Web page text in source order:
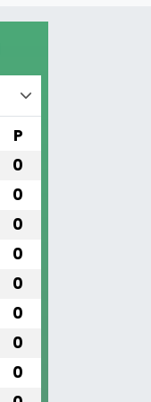
P
0
0
0
0
0
0
0
0